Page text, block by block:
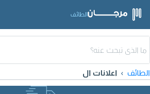
الطائف
الطائف اعلانات ال